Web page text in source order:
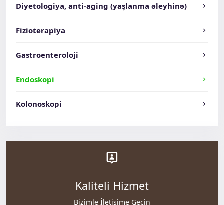
Diyetologiya, anti-aging (yaşlanma əleyhinə)
Fizioterapiya
Gastroenteroloji
Endoskopi
Kolonoskopi
Kaliteli Hizmet
Bizimle İletişime Geçin